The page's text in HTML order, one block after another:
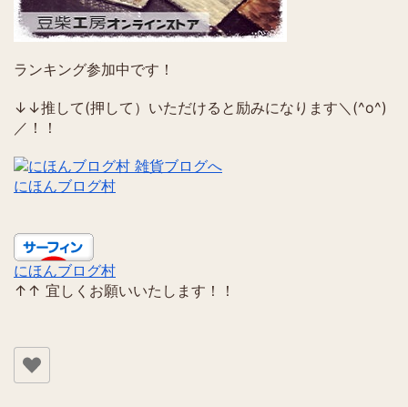
ランキング参加中です！
↓↓推して(押して）いただけると励みになります＼(^o^)
／！！
にほんブログ村
にほんブログ村
↑↑ 宜しくお願いいたします！！